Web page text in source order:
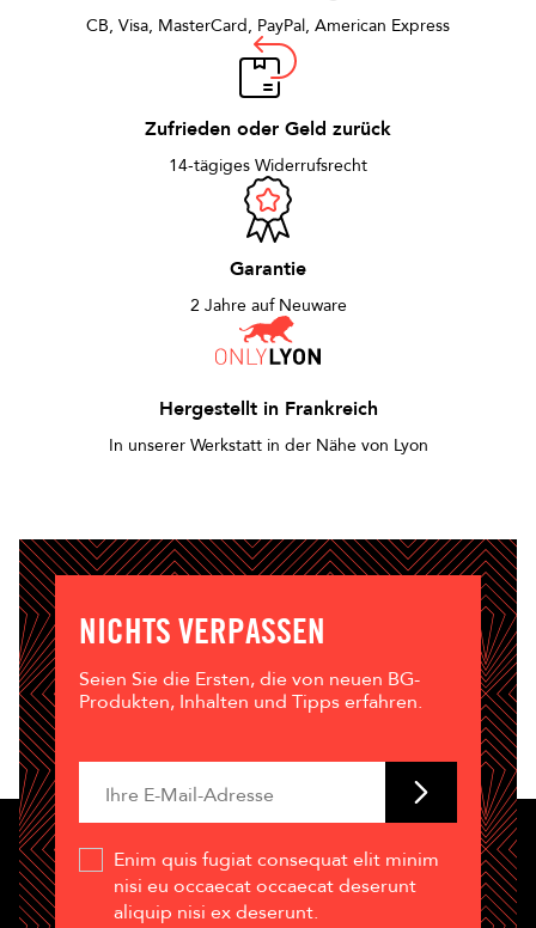
CB, Visa, MasterCard, PayPal, American Express
Zufrieden oder Geld zurück
14-tägiges Widerrufsrecht
Garantie
2 Jahre auf Neuware
Hergestellt in Frankreich
In unserer Werkstatt in der Nähe von Lyon
NICHTS VERPASSEN
Seien Sie die Ersten, die von neuen BG-
Produkten, Inhalten und Tipps erfahren.
Enim quis fugiat consequat elit minim
nisi eu occaecat occaecat deserunt
aliquip nisi ex deserunt.